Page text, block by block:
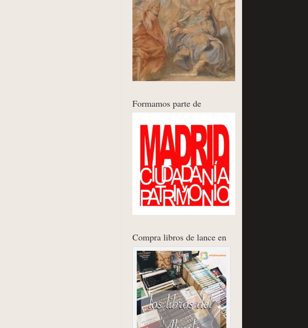
Formamos parte de
Compra libros de lance en